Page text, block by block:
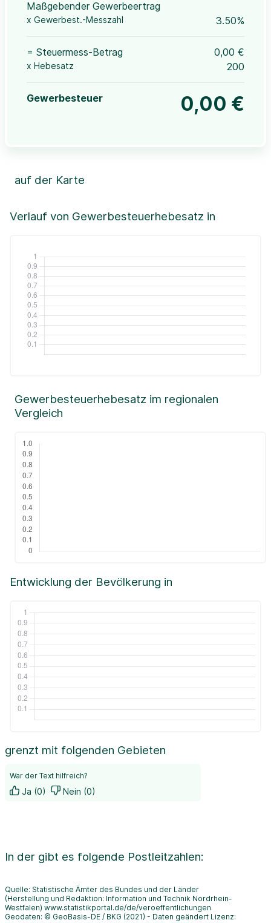
Maßgebender Gewerbeertrag
x Gewerbest.-Messzahl 3.50%
= Steuermess-Betrag 0,00 €
x Hebesatz 200
Gewerbesteuer 0,00 €
Verlauf von Gewerbesteuerhebesatz in
auf der Karte
+
Leaflet|©OpenStreetMap, ©CartoDB,
Entwicklung der Bevölkerung in
Gewerbesteuerhebesatz im regionalen
Vergleich
grenzt mit folgenden Gebieten
War der Text hilfreich?
Ja (0) Nein (0)
In der gibt es folgende Postleitzahlen:
Quelle: Statistische Ämter des Bundes und der Länder
(Herstellung und Redaktion: Information und Technik Nordrhein-
Westfalen) www.statistikportal.de/de/veroeffentlichungen
Geodaten: © GeoBasis-DE / BKG (2021) - Daten geändert Lizenz: